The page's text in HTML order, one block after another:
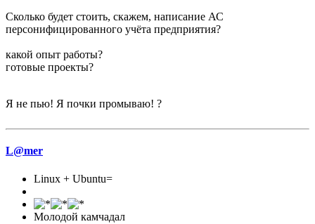
Сколько будет стоить, скажем, написание АС
персонифицированного учёта предприятия?
какой опыт работы?
готовые проекты?
Я не пью! Я почки промываю! ?
L@mer
Linux + Ubuntu=
Молодой камчадал